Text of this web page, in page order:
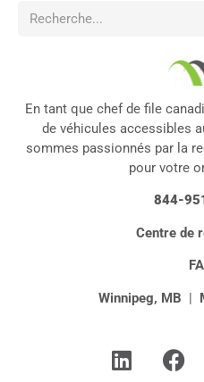
En tant que chef de file
de véhicules accessibles
sommes passionnés par la
pour votre
844-
Centre de
Winnipeg, MB |